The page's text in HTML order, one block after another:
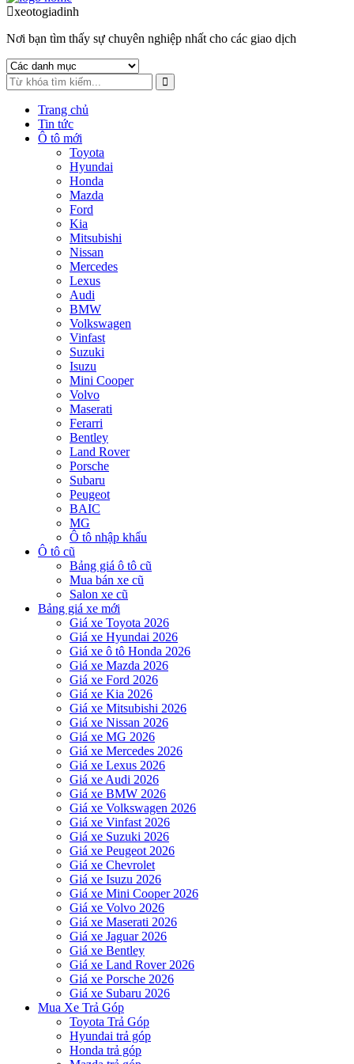
to
toxeotogiadinh
Nơi bạn tìm thấy sự chuyên nghiệp nhất cho các giao dịch
Trang chủ
Tin tức
Ô tô mới
Toyota
Hyundai
Honda
Mazda
Ford
Kia
Mitsubishi
Nissan
Mercedes
Lexus
Audi
BMW
Volkswagen
Vinfast
Suzuki
Isuzu
Mini Cooper
Volvo
Maserati
Ferarri
Bentley
Land Rover
Porsche
Subaru
Peugeot
BAIC
MG
Ô tô nhập khẩu
Ô tô cũ
Bảng giá ô tô cũ
Mua bán xe cũ
Salon xe cũ
Bảng giá xe mới
Giá xe Toyota 2026
Giá xe Hyundai 2026
Giá xe ô tô Honda 2026
Giá xe Mazda 2026
Giá xe Ford 2026
Giá xe Kia 2026
Giá xe Mitsubishi 2026
Giá xe Nissan 2026
Giá xe MG 2026
Giá xe Mercedes 2026
Giá xe Lexus 2026
Giá xe Audi 2026
Giá xe BMW 2026
Giá xe Volkswagen 2026
Giá xe Vinfast 2026
Giá xe Suzuki 2026
Giá xe Peugeot 2026
Giá xe Chevrolet
Giá xe Isuzu 2026
Giá xe Mini Cooper 2026
Giá xe Volvo 2026
Giá xe Maserati 2026
Giá xe Jaguar 2026
Giá xe Bentley
Giá xe Land Rover 2026
Giá xe Porsche 2026
Giá xe Subaru 2026
Mua Xe Trả Góp
Toyota Trả Góp
Hyundai trả góp
Honda trả góp